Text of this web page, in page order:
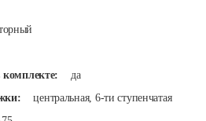
да
центральная, 6-ти ступенчатая